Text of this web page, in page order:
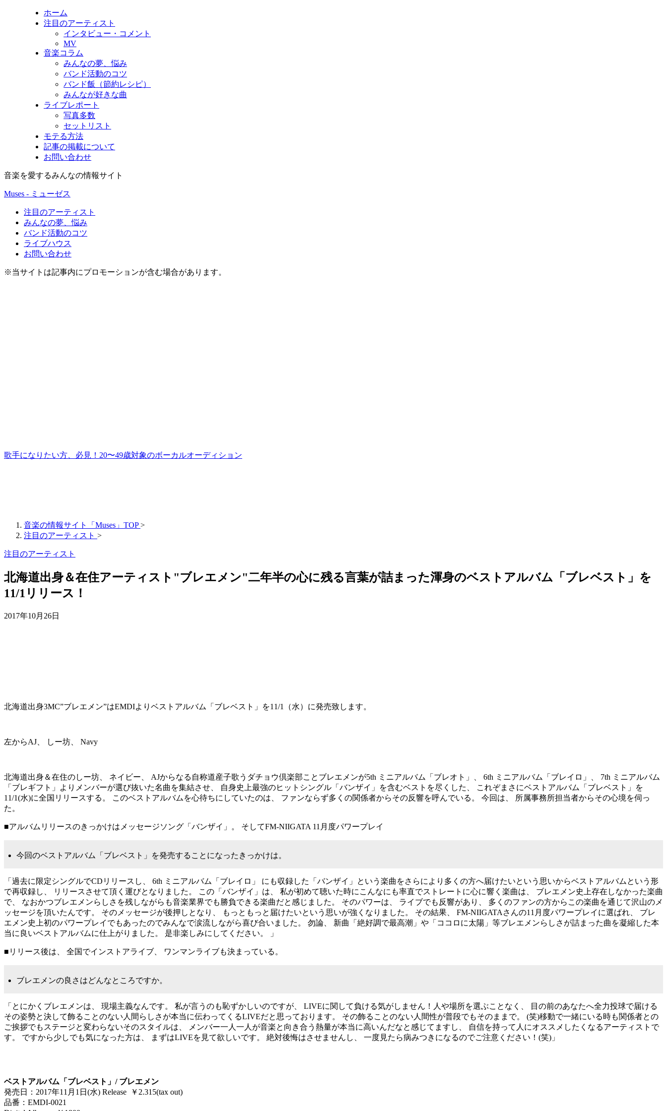
ホーム
注目のアーティスト
インタビュー・コメント
MV
音楽コラム
みんなの夢、悩み
バンド活動のコツ
バンド飯（節約レシピ）
みんなが好きな曲
ライブレポート
写真多数
セットリスト
モテる方法
記事の掲載について
お問い合わせ
音楽を愛するみんなの情報サイト
Muses - ミューゼス
注目のアーティスト
みんなの夢、悩み
バンド活動のコツ
ライブハウス
お問い合わせ
※当サイトは記事内にプロモーションが含む場合があります。
歌手になりたい方、必見！20〜49歳対象のボーカルオーディション
音楽の情報サイト「Muses」TOP >
注目のアーティスト >
注目のアーティスト
北海道出身＆在住アーティスト"ブレエメン"二年半の心に残る言葉が詰まった渾身のベストアルバム「ブレベスト」を
11/1リリース！
2017年10月26日
北海道出身3MC”ブレエメン”はEMDIよりベストアルバム「ブレベスト」を11/1（水）に発売致します。
左からAJ、 しー坊、 Navy
北海道出身＆在住のしー坊、 ネイビー、 AJからなる自称道産子歌うダチョウ倶楽部ことブレエメンが5th ミニアルバム「ブレオト」、 6th ミニアルバム「ブレイロ」、 7th ミニアルバム
「ブレギフト」よりメンバーが選び抜いた名曲を集結させ、 自身史上最強のヒットシングル「バンザイ」を含むベストを尽くした、 これぞまさにベストアルバム「ブレベスト」を
11/1(水)に全国リリースする。 このベストアルバムを心待ちにしていたのは、 ファンならず多くの関係者からその反響を呼んでいる。 今回は、 所属事務所担当者からその心境を伺っ
た。
■アルバムリリースのきっかけはメッセージソング「バンザイ」。 そしてFM-NIIGATA 11月度パワープレイ
今回のベストアルバム「ブレベスト」を発売することになったきっかけは。
「過去に限定シングルでCDリリースし、 6th ミニアルバム「ブレイロ」 にも収録した「バンザイ」という楽曲をさらにより多くの方へ届けたいという思いからベストアルバムという形
で再収録し、 リリースさせて頂く運びとなりました。 この「バンザイ」は、 私が初めて聴いた時にこんなにも率直でストレートに心に響く楽曲は、 ブレエメン史上存在しなかった楽曲
で、 なおかつブレエメンらしさを残しながらも音楽業界でも勝負できる楽曲だと感じました。 そのパワーは、 ライブでも反響があり、 多くのファンの方からこの楽曲を通じて沢山のメ
ッセージを頂いたんです。 そのメッセージが後押しとなり、 もっともっと届けたいという思いが強くなりました。 その結果、 FM-NIIGATAさんの11月度パワープレイに選ばれ、 ブレ
エメン史上初のパワープレイでもあったのでみんなで涙流しながら喜び合いました。 勿論、 新曲「絶好調で最高潮」や「ココロに太陽」等ブレエメンらしさが詰まった曲を凝縮した本
当に良いベストアルバムに仕上がりました。 是非楽しみにしてください。 」
■リリース後は、 全国でインストアライブ、 ワンマンライブも決まっている。
ブレエメンの良さはどんなところですか。
「とにかくブレエメンは、 現場主義なんです。 私が言うのも恥ずかしいのですが、 LIVEに関して負ける気がしません！人や場所を選ぶことなく、 目の前のあなたへ全力投球で届ける
その姿勢と決して飾ることのない人間らしさが本当に伝わってくるLIVEだと思っております。 その飾ることのない人間性が普段でもそのままで。 (笑)移動で一緒にいる時も関係者との
ご挨拶でもステージと変わらないそのスタイルは、 メンバー一人一人が音楽と向き合う熱量が本当に高いんだなと感じてますし、 自信を持って人にオススメしたくなるアーティストで
す。 ですから少しでも気になった方は、 まずはLIVEを見て欲しいです。 絶対後悔はさせませんし、 一度見たら病みつきになるのでご注意ください！(笑)」
ベストアルバム「ブレベスト」/ ブレエメン
発売日：2017年11月1日(水) Release ￥2.315(tax out)
品番：EMDI-0021